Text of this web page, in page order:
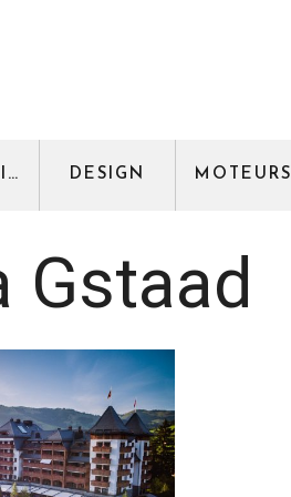
MASCULIN DESIGN MOTEURS
Gstaad